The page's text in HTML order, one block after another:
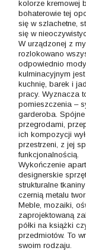
kolorze kremowej
bohaterowie tej
się w szlachetne,
się w
W urządzonej z
rozlokowano
odpowiednio
kulminacyjnym
kuchnię, barek i
pracy. Wyznacza
pomieszczenia –
garderoba.
przegrodami,
ich kompozycji
przestrzeni, z jej
funkcjonalnością.
Wykończenie
designerskie
strukturalne
czernią metalu
Meble, mozaiki,
zaprojektowaną
półki na książki
przedmiotów. To
swoim rodzaju.